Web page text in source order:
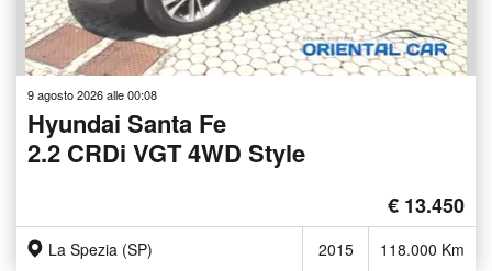
9 agosto 2026 alle 00:08
Hyundai Santa Fe
2.2 CRDi VGT 4WD Style
€ 13.450
La Spezia (SP) 2015 118.000 Km